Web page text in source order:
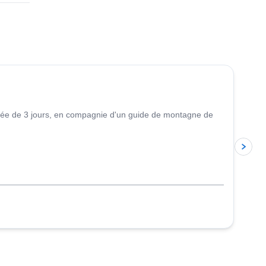
de 3 jours, en compagnie d'un guide de montagne de